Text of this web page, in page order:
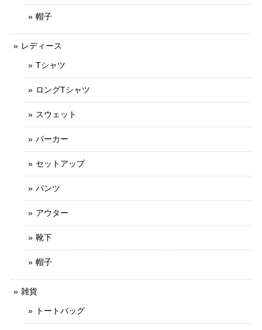
帽子
レディース
Tシャツ
ロングTシャツ
スウェット
パーカー
セットアップ
パンツ
アウター
靴下
帽子
雑貨
トートバッグ